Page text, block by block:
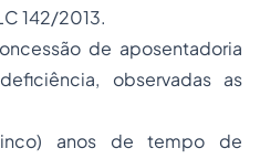
142/2013.
de aposentadoria
observadas as
anos de tempo de